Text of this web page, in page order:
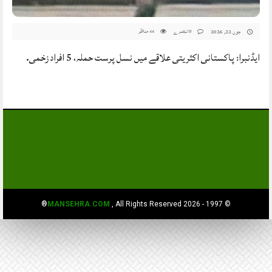
جون 22, 2026 66 مناظر
ایڈنبرا: پاکستانی اکثریتی علاقے میں نسل پرست حملہ، 5 افراد زخمی.
© 1997 - 2026
MANSEHRA.COM , All Rights Reserved®